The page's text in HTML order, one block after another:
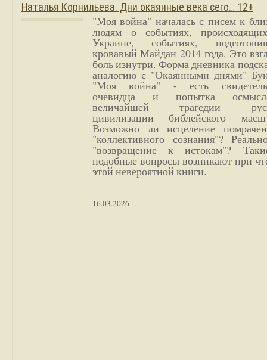
Наталья Корнильева. Дни окаянные века сего… 12+
"Моя война" началась с писем к
людям о событиях,
Украине, событиях,
кровавый Майдан 2014 года. Это
боль изнутри. Форма дневника
аналогию с "Окаянными днями"
"Моя война" - есть
очевидца и попытка
величайшей трагедии
цивилизации библейского
Возможно ли исцеление
"коллективного сознания"?
"возвращение к истокам"?
подобные вопросы возникают при
этой невероятной книги.
16.03.2026